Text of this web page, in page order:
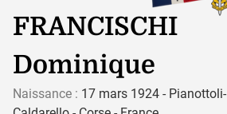
FRANCISCHI
Dominique
Naissance : 17 mars 1924 - Pianottoli-